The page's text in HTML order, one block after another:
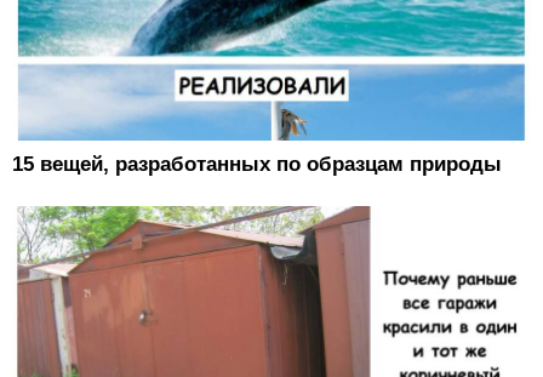
15 вещей, разработанных по образцам природы